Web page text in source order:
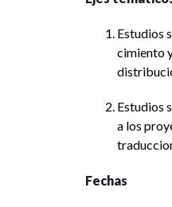
Estudios
cimiento
Estudios
a los
Fechas